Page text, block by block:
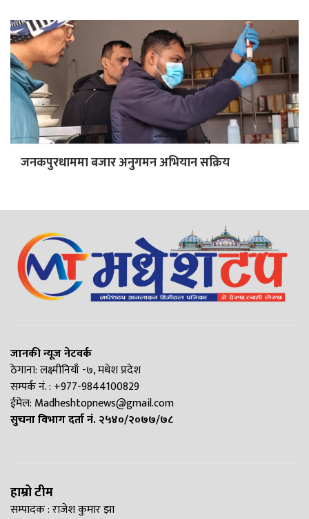
जनकपुरधाममा बजार अनुगमन अभियान सक्रिय
जानकी न्यूज नेटवर्क
ठेगाना: लक्ष्मीनियाँ -७, मधेश प्रदेश
सम्पर्क नं. : +977-9844100829
ईमेल: Madheshtopnews@gmail.com
सुचना विभाग दर्ता नं. २५४०/२०७७/७८
हाम्रो टीम
सम्पादक : राजेश कुमार झा